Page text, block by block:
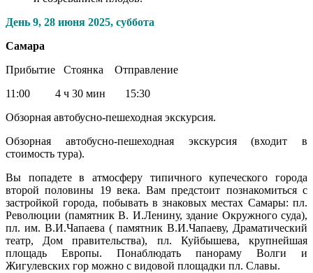
День 9, 28 июня 2025, суббота
Самара
Прибытие Стоянка Отправление
11:00 4 ч 30 мин 15:30
Обзорная автобусно-пешеходная экскурсия.
Обзорная автобусно-пешеходная экскурсия (входит в
стоимость тура).
Вы попадете в атмосферу типичного купеческого города
второй половины 19 века. Вам предстоит познакомиться с
застройкой города, побывать в знаковых местах Самары: пл.
Революции (памятник В. И.Ленину, здание Окружного суда),
пл. им. В.И.Чапаева ( памятник В.И.Чапаеву, Драматический
театр, Дом правительства), пл. Куйбышева, крупнейшая
площадь Европы. Понаблюдать панораму Волги и
Жигулевских гор можно с видовой площадки пл. Славы.